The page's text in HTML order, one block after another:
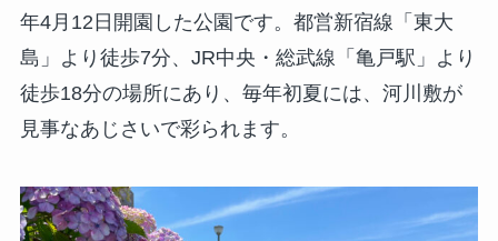
年4月12日開園した公園です。都営新宿線「東大
島」より徒歩7分、JR中央・総武線「亀戸駅」より
徒歩18分の場所にあり、毎年初夏には、河川敷が
見事なあじさいで彩られます。